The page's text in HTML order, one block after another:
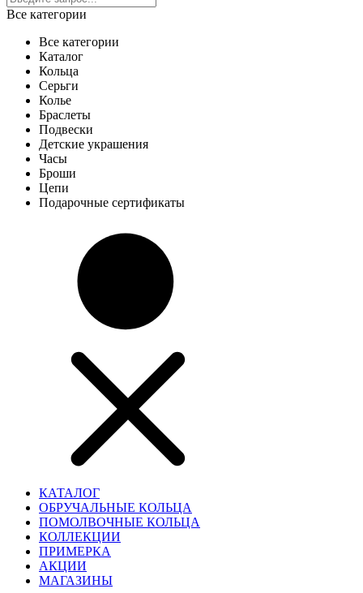
Все категории
Все категории
Каталог
Кольца
Серьги
Колье
Браслеты
Подвески
Детские украшения
Часы
Броши
Цепи
Подарочные сертификаты
КАТАЛОГ
ОБРУЧАЛЬНЫЕ КОЛЬЦА
ПОМОЛВОЧНЫЕ КОЛЬЦА
КОЛЛЕКЦИИ
ПРИМЕРКА
АКЦИИ
МАГАЗИНЫ